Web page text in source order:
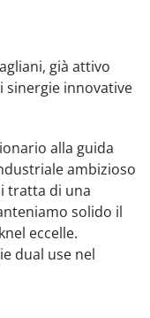
già attivo
sinergie innovative
alla guida
ambizioso
tratta di una
solido il
eccelle.
dual use nel